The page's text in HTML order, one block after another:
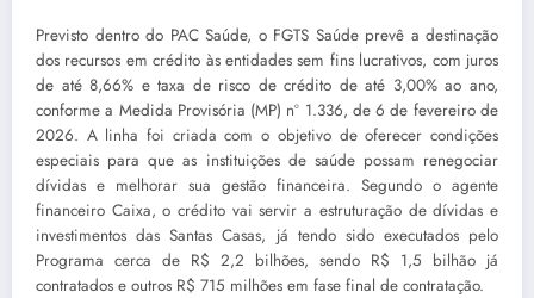
Previsto dentro do PAC Saúde, o FGTS Saúde prevê a destinação
dos recursos em crédito às entidades sem fins lucrativos, com juros
de até 8,66% e taxa de risco de crédito de até 3,00% ao ano,
conforme a Medida Provisória (MP) nº 1.336, de 6 de fevereiro de
2026. A linha foi criada com o objetivo de oferecer condições
especiais para que as instituições de saúde possam renegociar
dívidas e melhorar sua gestão financeira. Segundo o agente
financeiro Caixa, o crédito vai servir a estruturação de dívidas e
investimentos das Santas Casas, já tendo sido executados pelo
Programa cerca de R$ 2,2 bilhões, sendo R$ 1,5 bilhão já
contratados e outros R$ 715 milhões em fase final de contratação.